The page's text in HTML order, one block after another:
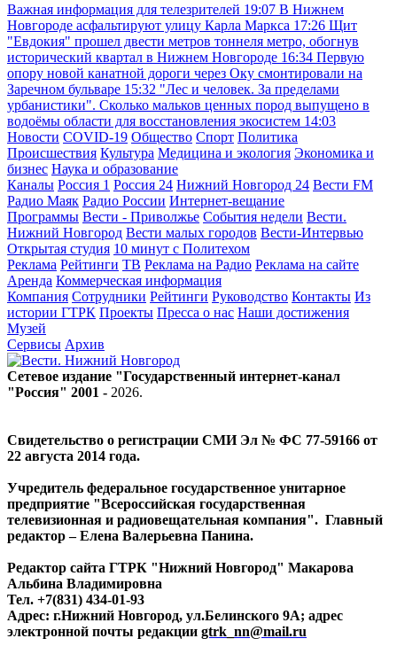
Важная информация для телезрителей 19:07 В Нижнем
Новгороде асфальтируют улицу Карла Маркса 17:26 Щит
"Евдокия" прошел двести метров тоннеля метро, обогнув
исторический квартал в Нижнем Новгороде 16:34 Первую
опору новой канатной дороги через Оку смонтировали на
Заречном бульваре 15:32 "Лес и человек. За пределами
урбанистики". Сколько мальков ценных пород выпущено в
водоёмы области для восстановления экосистем 14:03
Новости COVID-19 Общество Спорт Политика
Происшествия Культура Медицина и экология Экономика и
бизнес Наука и образование
Каналы Россия 1 Россия 24 Нижний Новгород 24 Вести FM
Радио Маяк Радио России Интернет-вещание
Программы Вести - Приволжье События недели Вести.
Нижний Новгород Вести малых городов Вести-Интервью
Открытая студия 10 минут с Политехом
Реклама Рейтинги ТВ Реклама на Радио Реклама на сайте
Аренда Коммерческая информация
Компания Сотрудники Рейтинги Руководство Контакты Из
истории ГТРК Проекты Пресса о нас Наши достижения
Музей
Сервисы Архив
Сетевое издание "Государственный интернет-канал
"Россия" 2001 - 2026.
Свидетельство о регистрации СМИ Эл № ФС 77-59166 от
22 августа 2014 года.
Учредитель федеральное государственное унитарное
предприятие "Всероссийская государственная
телевизионная и радиовещательная компания". Главный
редактор – Елена Валерьевна Панина.
Редактор сайта ГТРК "Нижний Новгород" Макарова
Альбина Владимировна
Тел. +7(831) 434-01-93
Адрес: г.Нижний Новгород, ул.Белинского 9А; адрес
электронной почты редакции gtrk_nn@mail.ru